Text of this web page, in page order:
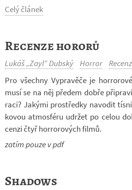
Celý článek
Recenze hororů
Lukáš „Zayl“ Dubský Horror
Pro všechny Vy­pra­věče je
musí se na něj pře­dem dobře
raci? Ja­kými pro­středky na­vo­dit
ko­vou at­mo­sféru udr­žet po celou
cenzi čtyř horro­ro­vých filmů.
zatím pouze v pdf
Shadows